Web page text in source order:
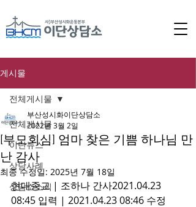
게시물
전체게시물
이단뉴스
상담사례
상담소소식
전체게시물
[부모회심] 엄마 찾은 기쁨 하나님 만
난 감사
부산성시화이단상담소
2022년 3월 2일
최종 수정일: 2025년 7월 18일
현대종교 | 조하나 간사2021.04.23
08:45 입력 | 2021.04.23 08:46 수정